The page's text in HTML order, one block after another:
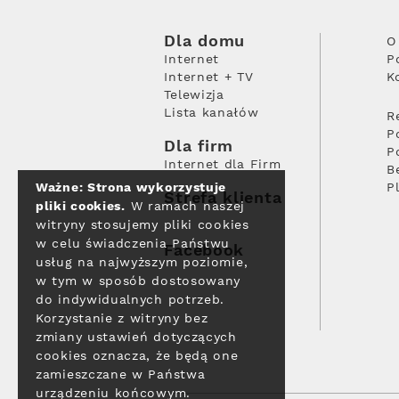
Dla domu
Internet
Internet + TV
Telewizja
Lista kanałów
Dla firm
Internet dla Firm
Strefa klienta
Facebook
Ważne: Strona wykorzystuje
pliki cookies. W ramach naszej
witryny stosujemy pliki cookies
w celu świadczenia Państwu
usług na najwyższym poziomie,
w tym w sposób dostosowany
do indywidualnych potrzeb.
Korzystanie z witryny bez
zmiany ustawień dotyczących
cookies oznacza, że będą one
zamieszczane w Państwa
urządzeniu końcowym.